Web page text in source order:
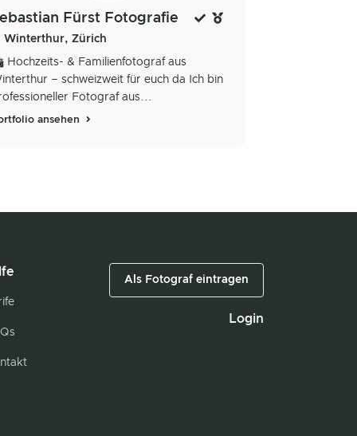
Fürst Fotografie
Winterthur, Zürich
Hochzeits- & Familienfotograf aus
– schweizweit für euch da Ich bin
Fotograf aus...
ansehen
Als Fotograf eintragen
Login